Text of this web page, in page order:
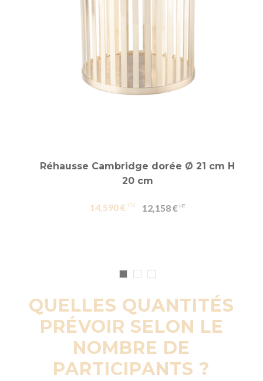
Réhausse Cambridge dorée Ø 21 cm H
20 cm
14,590 € 12,158 €
QUELLES QUANTITÉS
PRÉVOIR SELON LE
NOMBRE DE
PARTICIPANTS ?